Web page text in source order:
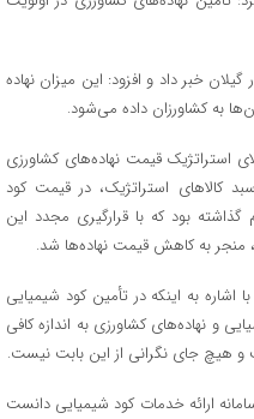
در گیلان خبر داد و افزود: این میزان نهاده
به کشاورزان داده می‌شود.
استراتژیک قیمت نهاده‌های کشاورزی
کالاهای استراتژیک، در قیمت کود
بود که با قرارگیری مجدد این
منجر به کاهش قیمت نهاده‌ها شد.
به اینکه در تأمین کود شیمیایی
و نهاده‌های کشاورزی به اندازه کافی
و هیچ جای نگرانی از این بابت نیست.
ارائه خدمات کود شیمیایی دانست